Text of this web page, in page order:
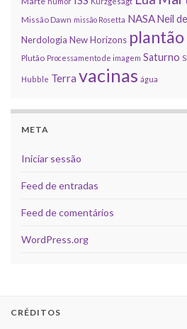
Missão Dawn missão Rosetta NASANeil
Nerdologia New Horizons
Plutão Processamento de imagem Saturno
Hubble Terra vacinas água
META
Iniciar sessão
Feed de entradas
Feed de comentários
WordPress.org
CRÉDITOS